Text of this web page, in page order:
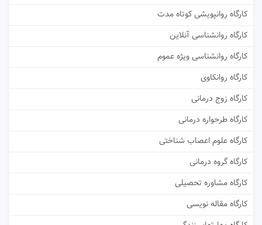
کارگاه روانپویشی کوتاه مدت
کارگاه روانشناسی آنلاین
کارگاه روانشناسی ویژه عموم
کارگاه روانکاوی
کارگاه زوج درمانی
کارگاه طرحواره درمانی
کارگاه علوم اعصاب شناختی
کارگاه گروه درمانی
کارگاه مشاوره تحصیلی
کارگاه مقاله نویسی